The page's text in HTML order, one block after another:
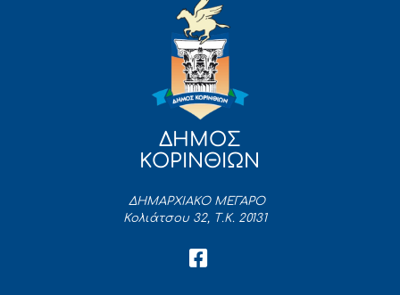
ΔΗΜΟΣ
ΚΟΡΙΝΘΙΩΝ
ΔΗΜΑΡΧΙΑΚΟ ΜΕΓΑΡΟ
Κολιάτσου 32, Τ.Κ. 20131